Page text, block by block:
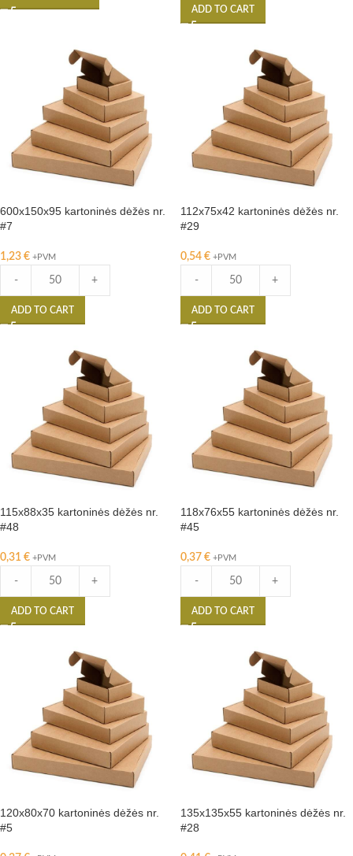
ADD TO CART
600x150x95 kartoninės dėžės nr.
#7
1,23 € +PVM
- +
ADD TO CART
112x75x42 kartoninės dėžės nr.
#29
0,54 € +PVM
- +
ADD TO CART
115x88x35 kartoninės dėžės nr.
#48
0,31 € +PVM
- +
ADD TO CART
118x76x55 kartoninės dėžės nr.
#45
0,37 € +PVM
- +
ADD TO CART
120x80x70 kartoninės dėžės nr.
#5
135x135x55 kartoninės dėžės nr.
#28